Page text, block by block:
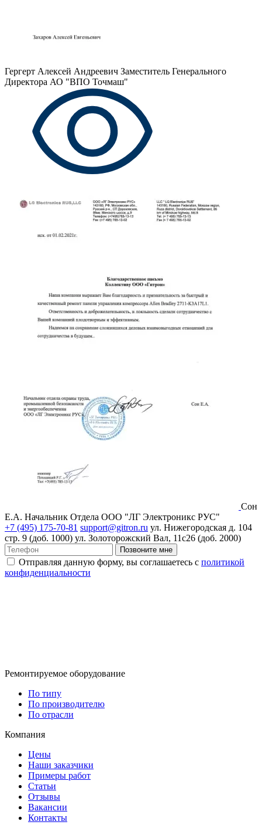
Гергерт Алексей Андреевич Заместитель Генерального
Директора АО "ВПО Точмаш"
Сон
Е.А. Начальник Отдела ООО "ЛГ Электроникс РУС"
+7 (495) 175-70-81 support@gitron.ru ул. Нижегородская д. 104
стр. 9 (доб. 1000) ул. Золоторожский Вал, 11с26 (доб. 2000)
Позвоните мне
Отправляя данную форму, вы соглашаетесь с политикой
конфиденциальности
Ремонтируемое оборудование
По типу
По производителю
По отрасли
Компания
Цены
Наши заказчики
Примеры работ
Статьи
Отзывы
Вакансии
Контакты